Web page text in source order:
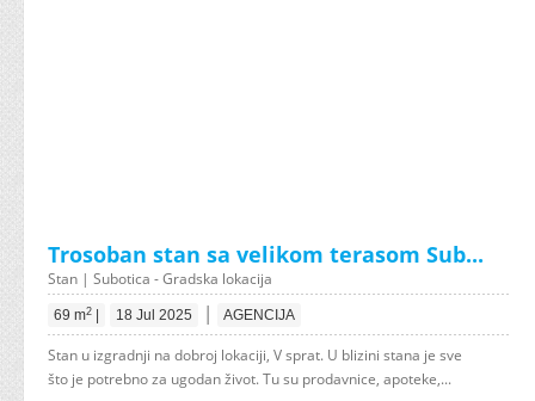
Trosoban stan sa velikom terasom Sub...
Stan | Subotica - Gradska lokacija
69 m2 18 Jul 2025 | AGENCIJA
Stan u izgradnji na dobroj lokaciji, V sprat. U blizini stana je sve
što je potrebno za ugodan život. Tu su prodavnice, apoteke,...